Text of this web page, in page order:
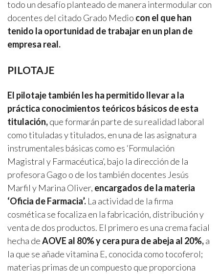
todo un desafío planteado de manera intermodular con
docentes del citado Grado Medio con el que han
tenido la oportunidad de trabajar en un plan de
empresa real.
PILOTAJE
El pilotaje también les ha permitido llevar a la
práctica conocimientos teóricos básicos de esta
titulación,que formarán parte de su realidad laboral
como tituladas y titulados, en una de las asignatura
instrumentales básicas como es ‘Formulación
Magistral y Farmacéutica’, bajo la dirección de la
profesora Gago o de los también docentes Jesús
Marfil y Marina Oliver, encargados de la materia
‘Oficia de Farmacia’. La actividad de la firma
cosmética se focaliza en la fabricación, distribución y
venta de dos productos. El primero es una crema facial
hecha deAOVE al 80% y cera pura de abeja al 20%,a
la que se añade vitamina E, conocida como tocoferol;
materias primas de un compuesto que proporciona